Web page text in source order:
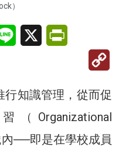
）
Line X
行知識管理，從而促
Organizational
──即是在學校成員